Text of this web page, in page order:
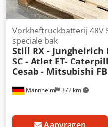
Robuuste constructie, direct
Mannheim 372 km
Vorkheftruckbatterij 48V
speciale bak
Still RX - Jungheirich
SC - Atlet ET-
Cesab - Mitsubishi
Aanvragen